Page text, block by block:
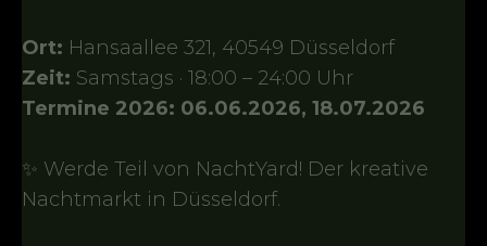
Ort: Hansaallee 321, 40549 Düsseldorf
Zeit: Samstags · 18:00 – 24:00 Uhr
Termine 2026: 06.06.2026, 18.07.2026
✨ Werde Teil von NachtYard! Der kreative
Nachtmarkt in Düsseldorf.